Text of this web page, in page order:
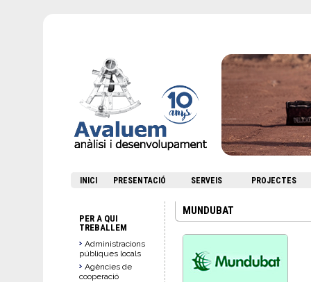
INICI PRESENTACIÓ SERVEIS PROJECTES
PER A QUI
TREBALLEM
Administracions
públiques locals
Agències de
cooperació
MUNDUBAT